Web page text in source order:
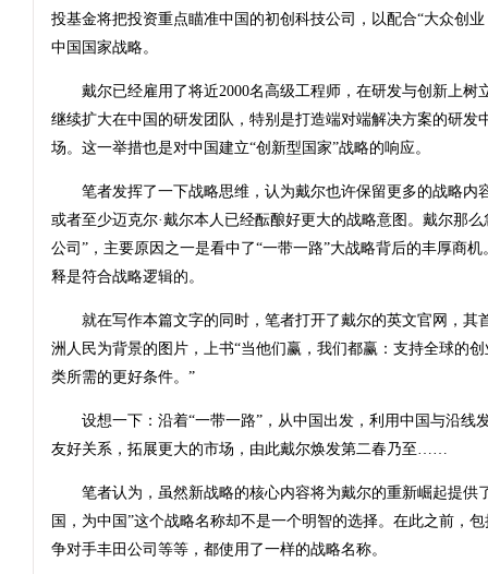
投基金将把投资重点瞄准中国的初创科技公司，以配合“大众创业
中国国家战略。
戴尔已经雇用了将近2000名高级工程师，在研发与创新上树
继续扩大在中国的研发团队，特别是打造端对端解决方案的研发
场。这一举措也是对中国建立“创新型国家”战略的响应。
笔者发挥了一下战略思维，认为戴尔也许保留更多的战略内
或者至少迈克尔·戴尔本人已经酝酿好更大的战略意图。戴尔那
公司”，主要原因之一是看中了“一带一路”大战略背后的丰厚商
释是符合战略逻辑的。
就在写作本篇文字的同时，笔者打开了戴尔的英文官网，其
洲人民为背景的图片，上书“当他们赢，我们都赢：支持全球的
类所需的更好条件。”
设想一下：沿着“一带一路”，从中国出发，利用中国与沿线
友好关系，拓展更大的市场，由此戴尔焕发第二春乃至……
笔者认为，虽然新战略的核心内容将为戴尔的重新崛起提供
国，为中国”这个战略名称却不是一个明智的选择。在此之前，
争对手丰田公司等等，都使用了一样的战略名称。